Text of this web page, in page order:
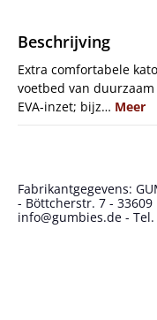
Beschrijving
Extra comfortabele
voetbed van
EVA-inzet; bijz… Meer
Fabrikantgegevens:
- Böttcherstr. 7 -
info@gumbies.de -